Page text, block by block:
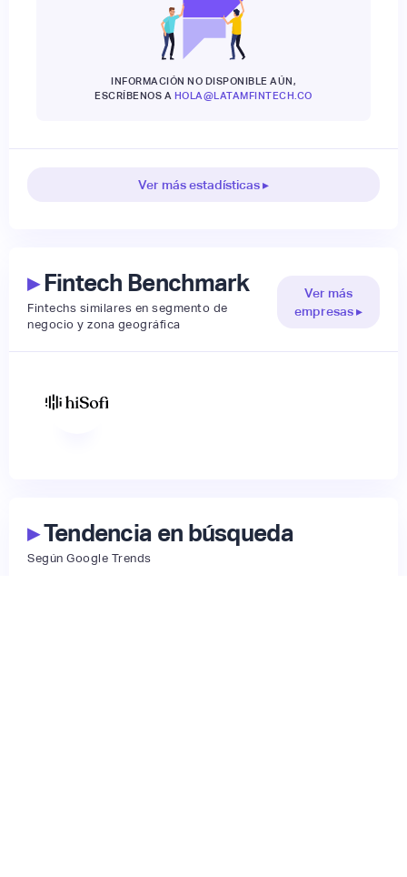
INFORMACIÓN NO DISPONIBLE AÚN,
ESCRÍBENOS A HOLA@LATAMFINTECH.CO
Ver más estadísticas ▸
▸Fintech Benchmark
Fintechs similares en segmento de
negocio y zona geográfica
Ver más
empresas ▸
▸Tendencia en búsqueda
Según Google Trends